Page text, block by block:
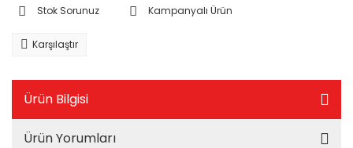
Stok Sorunuz Kampanyalı Ürün
Karşılaştır
Ürün Bilgisi
Ürün Yorumları